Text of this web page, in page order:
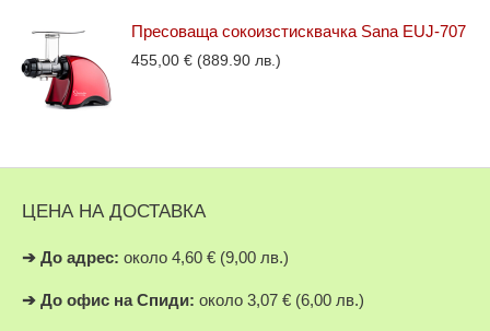
Пресоваща сокоизстисквачка Sana EUJ-707
455,00 € (889.90 лв.)
ЦЕНА НА ДОСТАВКА
➔ До адрес: около 4,60 € (9,00 лв.)
➔ До офис на Спиди: около 3,07 € (6,00 лв.)